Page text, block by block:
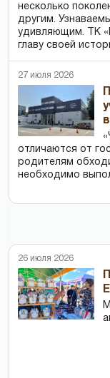
несколько
другим.
удивляющим. ТК
главу своей
27 июля 2026
отличаются от
родителям
необходимо
26 июля 2026